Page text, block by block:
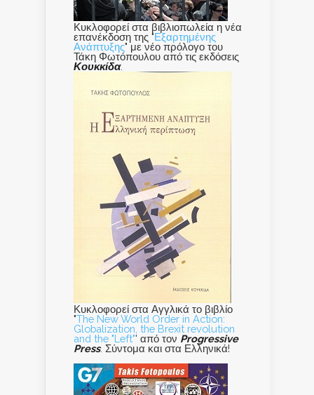
Κυκλοφορεί στα βιβλιοπωλεία η νέα
επανέκδοση της "Εξαρτημένης
Ανάπτυξης" με νέο πρόλογο του
Τάκη Φωτόπουλου από τις εκδόσεις
Κουκκίδα.
Κυκλοφορεί στα Αγγλικά το βιβλίο
"The New World Order in Action:
Globalization, the Brexit revolution
and the "Left"' από τον Progressive
Press. Σύντομα και στα Ελληνικά!